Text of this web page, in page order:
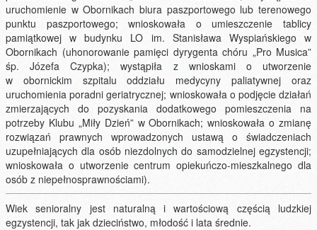
uruchomienie w Obornikach biura paszportowego lub terenowego
punktu paszportowego; wnioskowała o umieszczenie tablicy
pamiątkowej w budynku LO im. Stanisława Wyspiańskiego w
Obornikach (uhonorowanie pamięci dyrygenta chóru „Pro Musica”
śp. Józefa Czypka); wystąpiła z wnioskami o utworzenie
w obornickim szpitalu oddziału medycyny paliatywnej oraz
uruchomienia poradni geriatrycznej; wnioskowała o podjęcie działań
zmierzających do pozyskania dodatkowego pomieszczenia na
potrzeby Klubu „Miły Dzień” w Obornikach; wnioskowała o zmianę
rozwiązań prawnych wprowadzonych ustawą o świadczeniach
uzupełniających dla osób niezdolnych do samodzielnej egzystencji;
wnioskowała o utworzenie centrum opiekuńczo-mieszkalnego dla
osób z niepełnosprawnościami).
Wiek senioralny jest naturalną i wartościową częścią ludzkiej
egzystencji, tak jak dzieciństwo, młodość i lata średnie.